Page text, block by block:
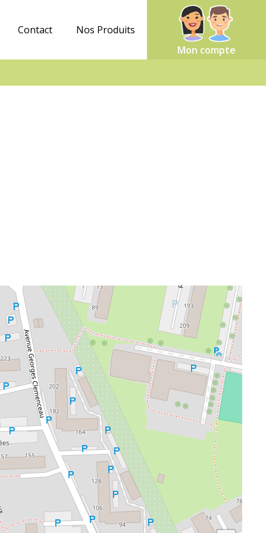
Contact
Nos Produits
Mon compte